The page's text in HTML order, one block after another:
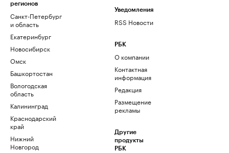
регионов
Санкт-Петербург
и область
Екатеринбург
Новосибирск
Омск
Башкортостан
Вологодская
область
Калининград
Краснодарский
край
Нижний
Новгород
Уведомления
RSS Новости
РБК
О компании
Контактная
информация
Редакция
Размещение
рекламы
Другие
продукты
РБК